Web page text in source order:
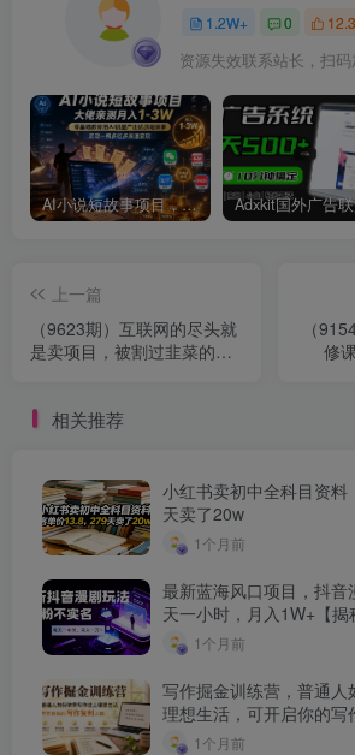
1.2W+ 0
资源失效联系站长，扫
AI小说短故事项目，大佬亲测月入1-3W，零基础教你用AI批量产出优质短故事，实现一稿多吃多渠道变现
上一篇
（9623期）互联网的尽头就
是卖项目，被割过韭菜的兄
（
修
相关推荐
小红书卖初中全科目资
天卖了20w
1个月前
最新蓝海风口项目，抖
天一小时，月入1W+【揭
1个月前
写作掘金训练营，普通人
理想生活，可开启你的写
月） 1个月前